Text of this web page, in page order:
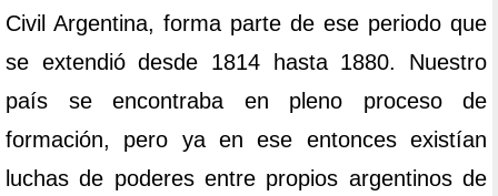
Civil Argentina, forma parte de ese periodo que
se extendió desde 1814 hasta 1880. Nuestro
país se encontraba en pleno proceso de
formación, pero ya en ese entonces existían
luchas de poderes entre propios argentinos de